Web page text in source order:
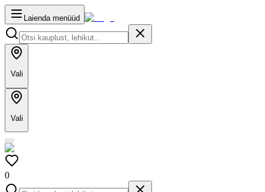
Laienda menüüd
Vali
Vali
0